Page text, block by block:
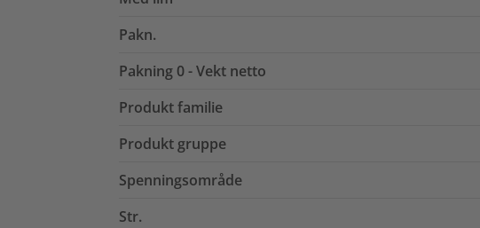
Pakn.
Pakning 0 - Vekt netto
Produkt familie
Produkt gruppe
Spenningsområde
Str.